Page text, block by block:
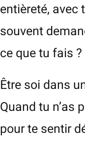
entièreté, avec
souvent
ce que tu fais ?
Être soi dans
Quand tu n’as
pour te sentir